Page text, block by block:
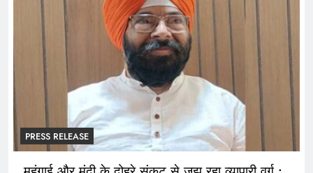
PRESS RELEASE